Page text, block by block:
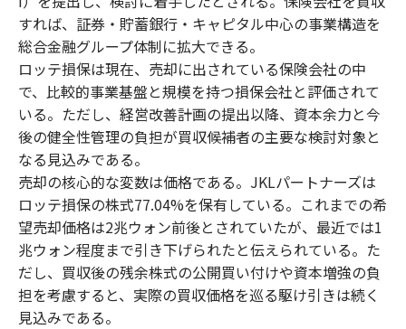
すれば、証券・貯蓄銀行・キャピタル中心の事業構造を
総合金融グループ体制に拡大できる。
ロッテ損保は現在、売却に出されている保険会社の中
で、比較的事業基盤と規模を持つ損保会社と評価されて
いる。ただし、経営改善計画の提出以降、資本余力と今
後の健全性管理の負担が買収候補者の主要な検討対象と
なる見込みである。
売却の核心的な変数は価格である。JKLパートナーズは
ロッテ損保の株式77.04%を保有している。これまでの希
望売却価格は2兆ウォン前後とされていたが、最近では1
兆ウォン程度まで引き下げられたと伝えられている。た
だし、買収後の残余株式の公開買い付けや資本増強の負
担を考慮すると、実際の買収価格を巡る駆け引きは続く
見込みである。